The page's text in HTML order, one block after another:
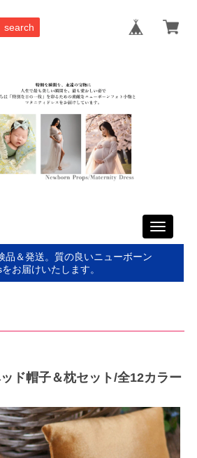
search
Toggle
品＆発送。質の良いニューボーン
お届けいたします。
ド帽子＆枕セット/全12カラー